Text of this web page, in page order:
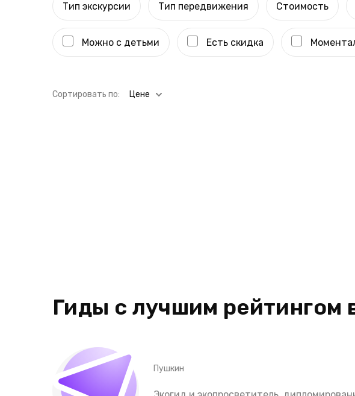
Тип экскурсии Тип передвижения Стоимость
Можно с детьми Есть скидка
Cортировать по: Цене
Гиды с лучшим рейтингом
Пушкин